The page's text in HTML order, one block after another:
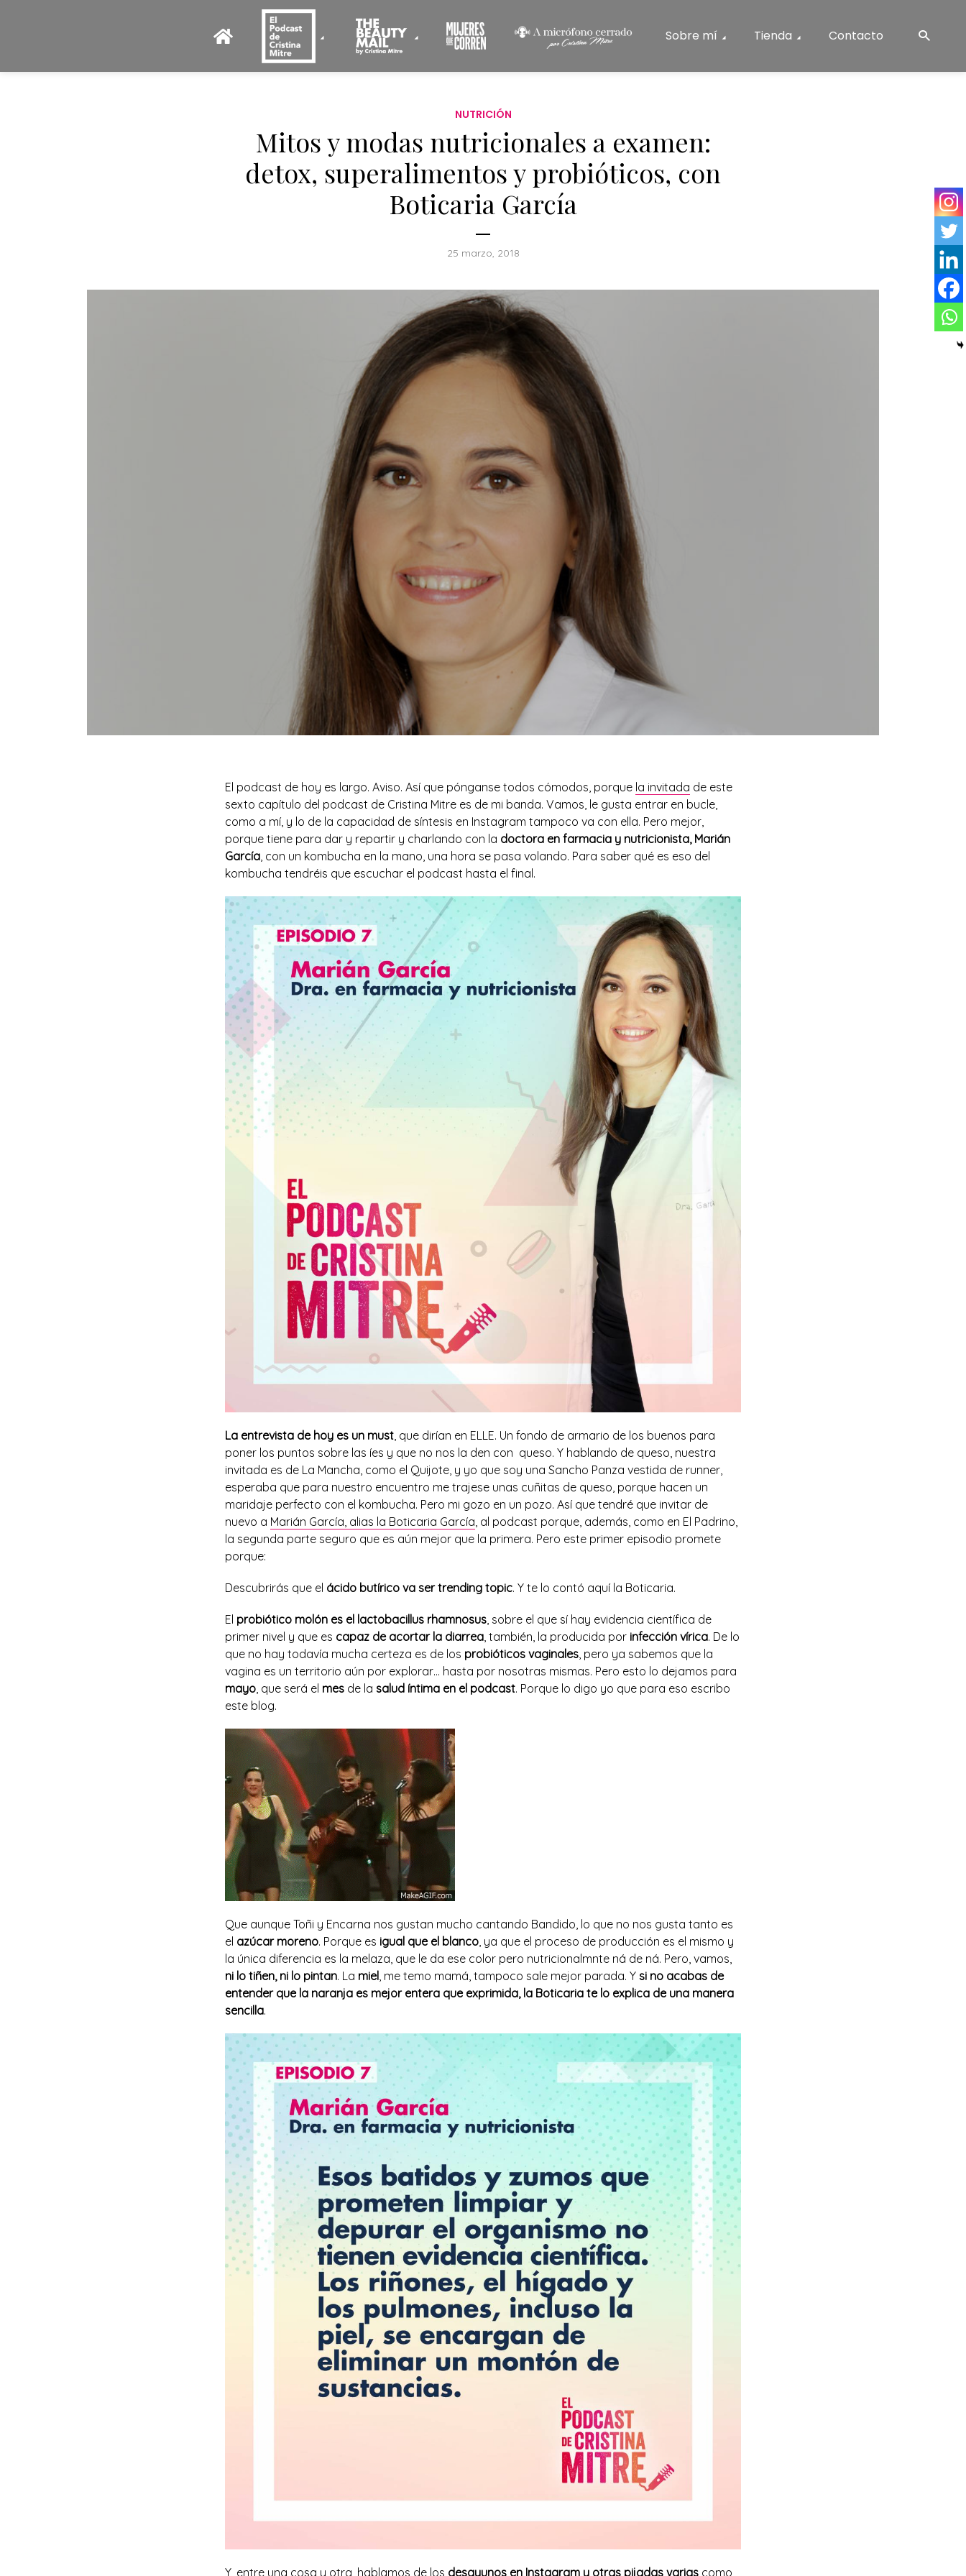
Sobre mí Tienda Contacto
NUTRICIÓN
Mitos y modas nutricionales a examen:
detox, superalimentos y probióticos, con
Boticaria García
25 marzo, 2018
El podcast de hoy es largo. Aviso. Así que pónganse todos cómodos, porque la invitada de este
sexto capítulo del podcast de Cristina Mitre es de mi banda. Vamos, le gusta entrar en bucle,
como a mí, y lo de la capacidad de síntesis en Instagram tampoco va con ella. Pero mejor,
porque tiene para dar y repartir y charlando con la doctora en farmacia y nutricionista, Marián
García, con un kombucha en la mano, una hora se pasa volando. Para saber qué es eso del
kombucha tendréis que escuchar el podcast hasta el final.
La entrevista de hoy es un must, que dirían en ELLE. Un fondo de armario de los buenos para
poner los puntos sobre las íes y que no nos la den con queso. Y hablando de queso, nuestra
invitada es de La Mancha, como el Quijote, y yo que soy una Sancho Panza vestida de runner,
esperaba que para nuestro encuentro me trajese unas cuñitas de queso, porque hacen un
maridaje perfecto con el kombucha. Pero mi gozo en un pozo. Así que tendré que invitar de
nuevo a Marián García, alias la Boticaria García, al podcast porque, además, como en El Padrino,
la segunda parte seguro que es aún mejor que la primera. Pero este primer episodio promete
porque:
Descubrirás que el ácido butírico va ser trending topic. Y te lo contó aquí la Boticaria.
El probiótico molón es el lactobacillus rhamnosus, sobre el que sí hay evidencia científica de
primer nivel y que es capaz de acortar la diarrea, también, la producida por infección vírica. De lo
que no hay todavía mucha certeza es de los probióticos vaginales, pero ya sabemos que la
vagina es un territorio aún por explorar… hasta por nosotras mismas. Pero esto lo dejamos para
mayo, que será el mes de la salud íntima en el podcast. Porque lo digo yo que para eso escribo
este blog.
Que aunque Toñi y Encarna nos gustan mucho cantando Bandido, lo que no nos gusta tanto es
el azúcar moreno. Porque es igual que el blanco, ya que el proceso de producción es el mismo y
la única diferencia es la melaza, que le da ese color pero nutricionalmnte ná de ná. Pero, vamos,
ni lo tiñen, ni lo pintan. La miel, me temo mamá, tampoco sale mejor parada. Y si no acabas de
entender que la naranja es mejor entera que exprimida, la Boticaria te lo explica de una manera
sencilla.
Y, entre una cosa y otra, hablamos de los desayunos en Instagram y otras pijadas varias como